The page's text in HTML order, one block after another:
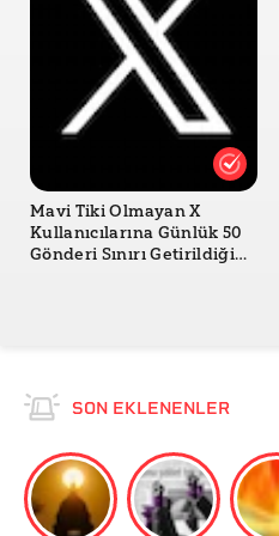
Mavi Tiki Olmayan X
Kullanıcılarına Günlük 50
Gönderi Sınırı Getirildiği
SON EKLENENLER